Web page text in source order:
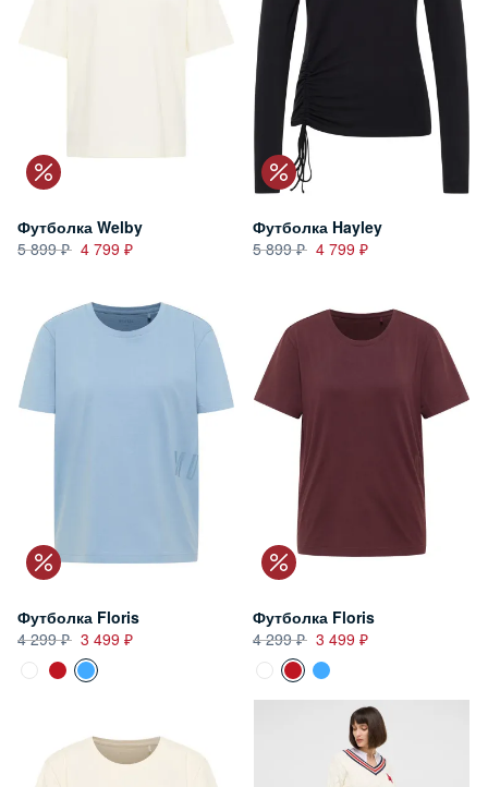
Футболка Welby
5 899
4 799
Футболка Hayley
5 899
4 799
Футболка Floris
4 299
3 499
Футболка Floris
4 299
3 499